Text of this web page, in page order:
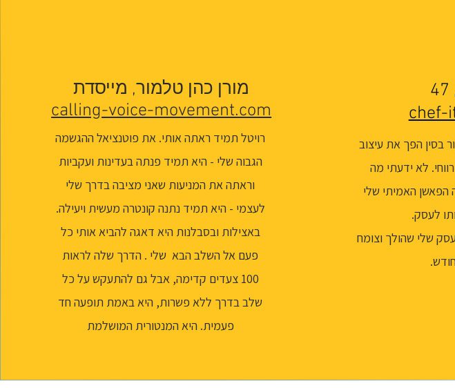
מורן כהן טלמור, מייסדת
calling-voice-movement.com
רויטל תמיד ראתה אותי. את פוטנציאל ההגשמה
הגבוה שלי - היא תמיד פנתה בעדינות ועקביות
וראתה את המניעות שאני מציבה בדרך שלי
לעצמי - היא תמיד נתנה קונטרה מעשית ויעילה.
באצילות ובסבלנות היא דאגה להביא אותי כל
פעם אל השלב הבא שלי . הדרך שלה לראות
100 צעדים קדימה, אבל גם להתעקש על כל
שלב בדרך ללא פשרות, היא באמת תופעה חד
פעמית. היא המנטורית המושלמת
chef-
בסין הפך את עיצוב
לא ידעתי מה
האמיתי שלי
לעסק.
שלי שהולך וצומח